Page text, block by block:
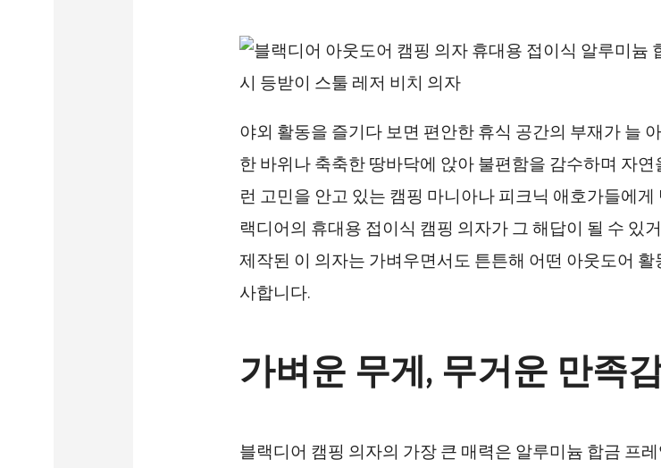
야외 활동을 즐기다 보면 편안한 휴식 공간의 부재가 늘
한 바위나 축축한 땅바닥에 앉아 불편함을 감수하며 자
런 고민을 안고 있는 캠핑 마니아나 피크닉 애호가들에
랙디어의 휴대용 접이식 캠핑 의자가 그 해답이 될 수 있
제작된 이 의자는 가벼우면서도 튼튼해 어떤 아웃도어
사합니다.
가벼운 무게, 무거운 만족
블랙디어 캠핑 의자의 가장 큰 매력은 알루미늄 합금 프